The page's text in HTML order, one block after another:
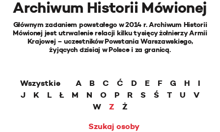
Archiwum Historii Mówionej
Głównym zadaniem powstałego w 2014 r. Archiwum Historii
Mówionej jest utrwalenie relacji kilku tysięcy żołnierzy Armii
Krajowej – uczestników Powstania Warszawskiego,
żyjących dzisiaj w Polsce i za granicą.
Wszystkie A B C Ć D E F G H
I
J
K L Ł M N O P R S Ś T U
V
W
Z
Ż
Szukaj osoby